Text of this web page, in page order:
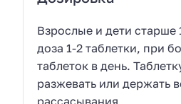
Взрослые и дети старше
доза 1-2 таблетки, при
таблеток в день.
разжевать или держать
рассасывания.